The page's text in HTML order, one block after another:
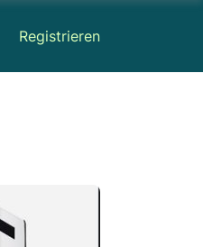
Registrieren